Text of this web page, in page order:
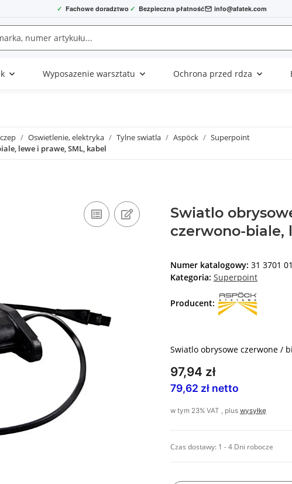
✓ Fachowe doradztwo ✓ Bezpieczna płatność info@afatek.com
Wyposazenie warsztatu Ochrona przed rdza
Oswietlenie, elektryka Tylne swiatla Aspöck
Superpoint
lewe i prawe, SML, kabel
Swiatlo
czerwono-biale,
Numer katalogowy: 31 3701
Kategoria: Superpoint
Producent:
Swiatlo obrysowe czerwone /
97,94 zł
79,62 zł netto
w tym 23% VAT , plus wysyłkę
Czas dostawy: 1 - 4 Dni robocze